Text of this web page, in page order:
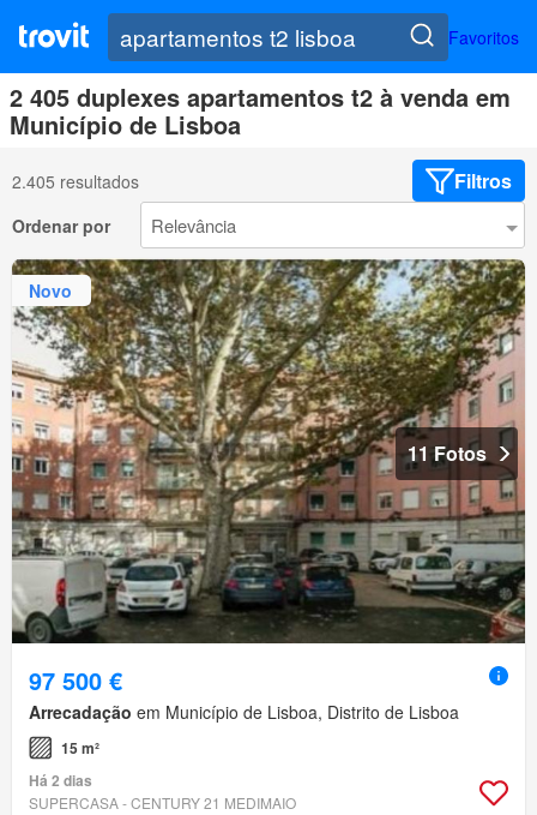
Favoritos
2 405 duplexes apartamentos t2 à venda em
Município de Lisboa
2.405 resultados Filtros
Ordenar por
Novo
11 Fotos
97 500 €
Arrecadação em Município de Lisboa, Distrito de Lisboa
15 m²
Há 2 dias
SUPERCASA - CENTURY 21 MEDIMAIO